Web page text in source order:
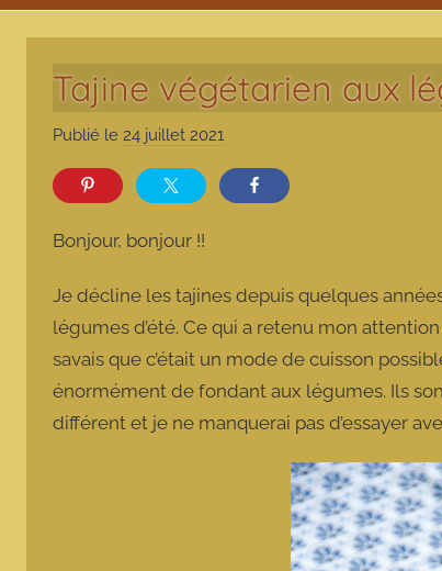
Tajine végétarien aux
Publié le 24 juillet 2021
m
o
t
t
e
Bonjour, bonjour !!
Je décline les tajines depuis quelques
légumes d’été. Ce qui a retenu mon
savais que c’était un mode de cuisson
énormément de fondant aux légumes. Ils
différent et je ne manquerai pas d’essayer